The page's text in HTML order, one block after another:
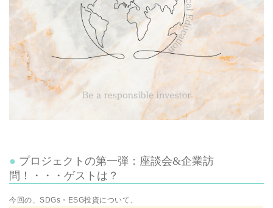
プロジェクトの第一弾：座談会&企業訪
問！・・・ゲストは？
今回の、SDGs・ESG投資について、